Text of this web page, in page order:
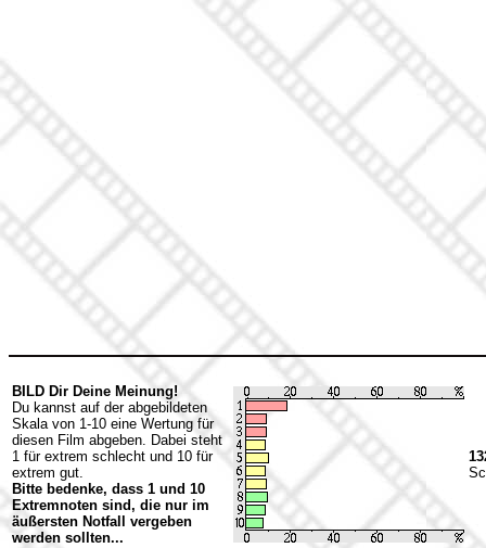
BILD Dir Deine Meinung!
Du kannst auf der abgebildeten
Skala von 1-10 eine Wertung für
diesen Film abgeben. Dabei steht
1 für extrem schlecht und 10 für
extrem gut.
Bitte bedenke, dass 1 und 10
Extremnoten sind, die nur im
äußersten Notfall vergeben
werden sollten...